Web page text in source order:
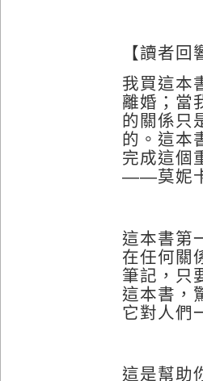
【讀者回
我買這本
離婚；當
的關係只
的。這本
完成這個
——莫妮
這本書第
在任何關
筆記，只
這本書，
它對人們
這是幫助